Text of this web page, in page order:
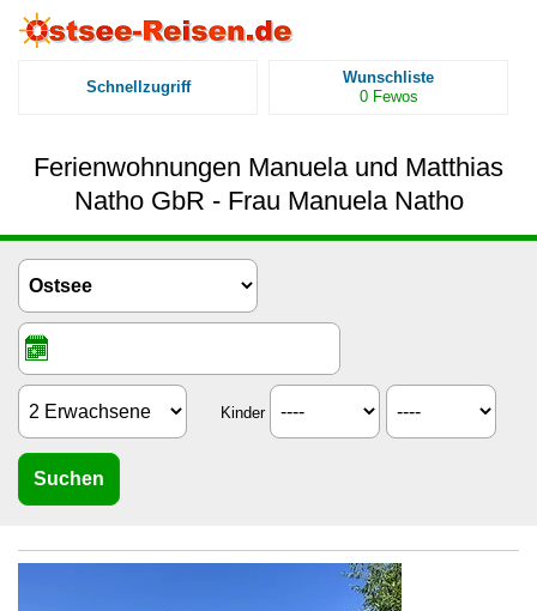
Schnellzugriff
Wunschliste
0 Fewos
Ferienwohnungen Manuela und Matthias
Natho GbR - Frau Manuela Natho
Kinder